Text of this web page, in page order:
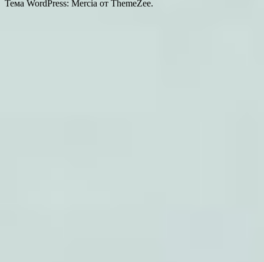
Тема WordPress: Mercia от ThemeZee.